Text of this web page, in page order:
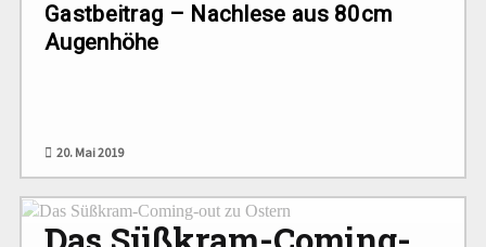
Gastbeitrag – Nachlese aus 80cm
Augenhöhe
20. Mai 2019